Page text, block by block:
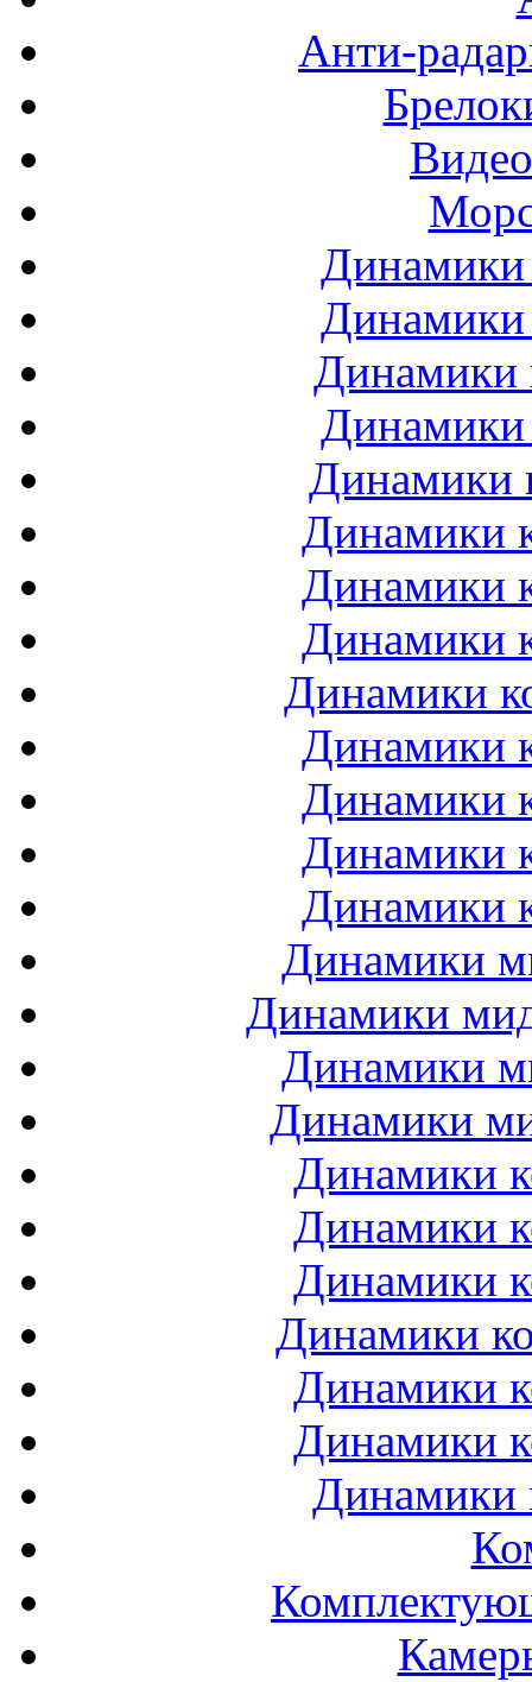
Анти-
Динамики
Динамики
Динамики
Динамики
Динамики
Динамики
Динамики
Динамики
Динамики
Динамики
Динамики
Динамики
Динамики
Динамики
Динамики
Динамики
Динамики
Динамики
Динамики
Динамики
Динамики
Динамики
Динамики
Динамики